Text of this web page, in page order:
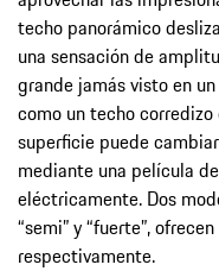
techo panorámico
una sensación de
grande jamás visto en
como un techo
superficie puede
mediante una película
eléctricamente. Dos
“semi” y “fuerte”,
respectivamente.